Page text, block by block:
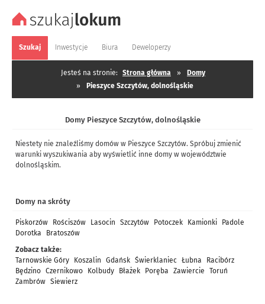
Szukaj Inwestycje Biura Deweloperzy
Jesteś na stronie: Strona główna »
Domy
»
Pieszyce Szczytów, dolnośląskie
Domy Pieszyce Szczytów, dolnośląskie
Niestety nie znaleźliśmy domów w Pieszyce Szczytów. Spróbuj zmienić
warunki wyszukiwania aby wyświetlić inne domy w województwie
dolnośląskim.
Domy na skróty
Piskorzów Rościszów Lasocin Szczytów Potoczek Kamionki
Padole
Dorotka
Bratoszów
Zobacz także:
Tarnowskie Góry
Koszalin Gdańsk Świerklaniec Łubna
Racibórz
Będzino Czernikowo Kolbudy Błażek Poręba Zawiercie
Toruń
Zambrów Siewierz